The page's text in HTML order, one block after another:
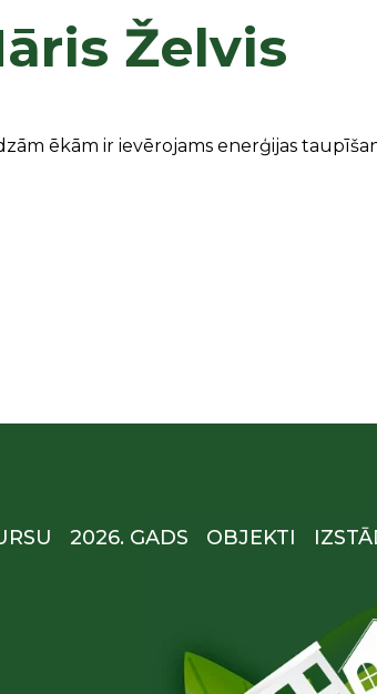
Želvis
ēkām ir ievērojams enerģijas
2026. GADS OBJEKTI